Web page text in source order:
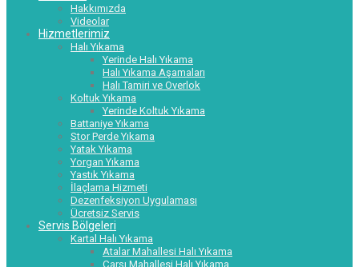
Hakkımızda
Videolar
Hizmetlerimiz
Halı Yıkama
Yerinde Halı Yıkama
Halı Yıkama Aşamaları
Halı Tamiri ve Overlok
Koltuk Yıkama
Yerinde Koltuk Yıkama
Battaniye Yıkama
Stor Perde Yıkama
Yatak Yıkama
Yorgan Yıkama
Yastık Yıkama
İlaçlama Hizmeti
Dezenfeksiyon Uygulaması
Ücretsiz Servis
Servis Bölgeleri
Kartal Halı Yıkama
Atalar Mahallesi Halı Yıkama
Çarşı Mahallesi Halı Yıkama